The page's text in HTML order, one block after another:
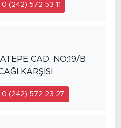
0 (242) 572 53 11
CAD. NO:19/B
KARŞISI
0 (242) 572 23 27